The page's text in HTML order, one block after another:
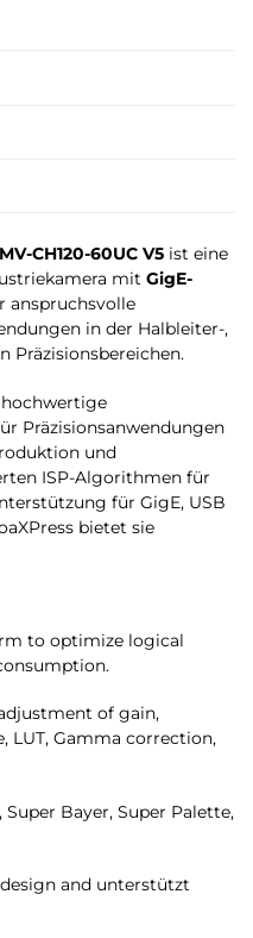
CH120-60UC V5 ist eine
mit GigE-
anspruchsvolle
in der Halbleiter-,
Präzisionsbereichen.
Präzisionsanwendungen
und
ISP-Algorithmen für
für GigE, USB
bietet sie
to optimize logical
of gain,
LUT, Gamma correction,
Bayer, Super Palette,
and unterstützt